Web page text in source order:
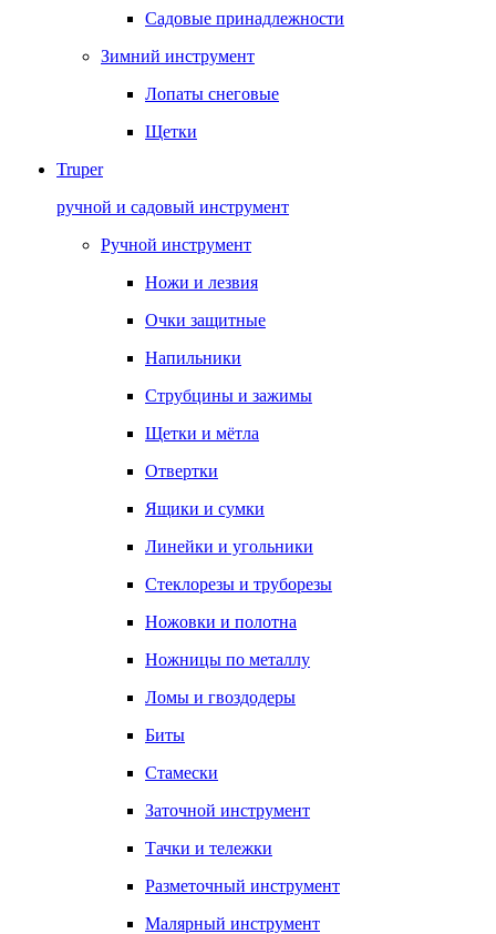
Садовые принадлежности
Зимний инструмент
Лопаты снеговые
Щетки
Truper
ручной и садовый инструмент
Ручной инструмент
Ножи и лезвия
Очки защитные
Напильники
Струбцины и зажимы
Щетки и мётла
Отвертки
Ящики и сумки
Линейки и угольники
Стеклорезы и труборезы
Ножовки и полотна
Ножницы по металлу
Ломы и гвоздодеры
Биты
Стамески
Заточной инструмент
Тачки и тележки
Разметочный инструмент
Малярный инструмент